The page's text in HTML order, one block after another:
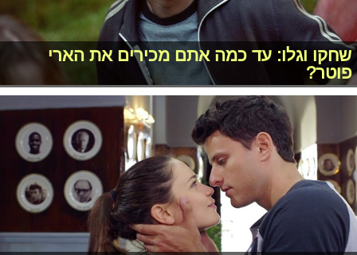
שחקו וגלו: עד כמה אתם מכירים את הארי
פוטר?